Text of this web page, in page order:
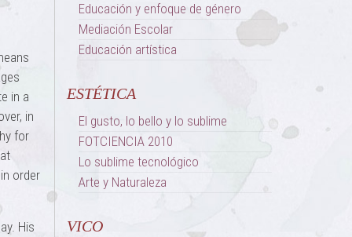
in a
in
for
order
His
Educación y enfoque de género
Mediación Escolar
Educación artística
ESTÉTICA
El gusto, lo bello y lo sublime
FOTCIENCIA 2010
Lo sublime tecnológico
Arte y Naturaleza
VICO